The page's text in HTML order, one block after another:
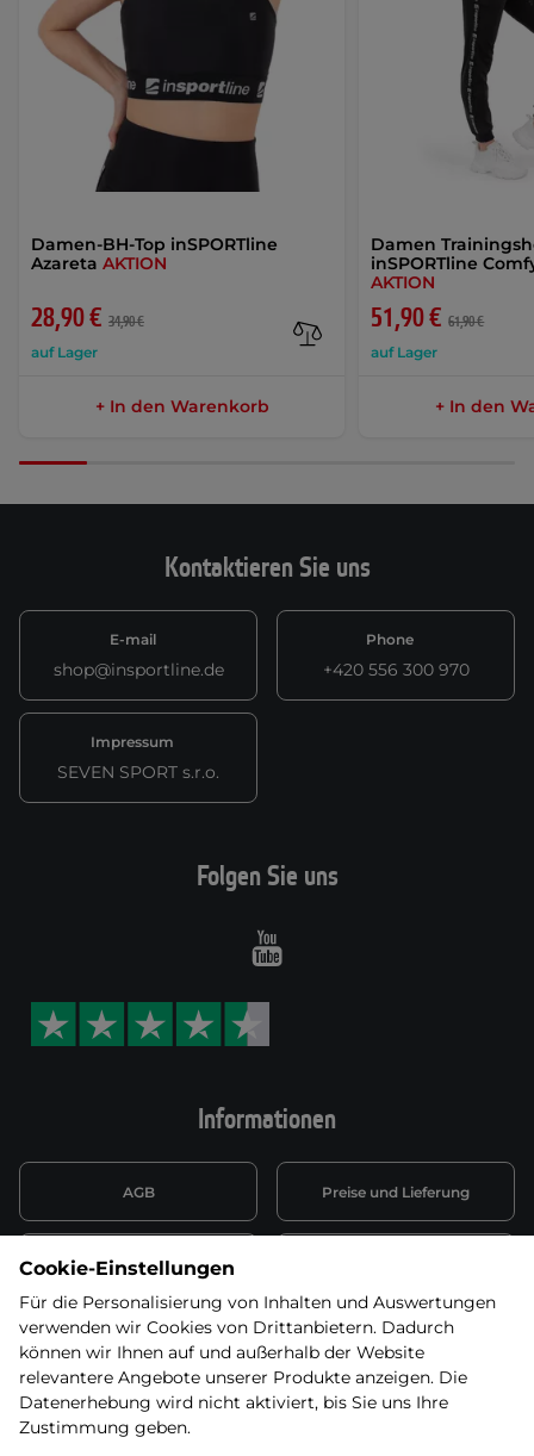
Damen-BH-Top inSPORTline
Azareta AKTION
28,90 € 34,90 €
auf Lager
+ In den Warenkorb
Damen
inSPORTline
AKTION
51,90 € 61,90 €
auf Lager
+ In den
Kontaktieren Sie uns
E-mail
shop@insportline.de
Phone
+420 556 300 970
Impressum
SEVEN SPORT s.r.o.
Informationen
AGB Preise und Lieferung
Datenschutzerklärung
Wiederufsbelehrung mit Link
zum Formular
Batterieentsorgung
Informationen zu Elektro-
und Elektonikgeräten
Widerruf erklären
Folgen Sie uns
Youtube
Cookie-Einstellungen
Für die Personalisierung von Inhalten und Auswertungen
verwenden wir Cookies von Drittanbietern. Dadurch
können wir Ihnen auf und außerhalb der Website
relevantere Angebote unserer Produkte anzeigen. Die
Datenerhebung wird nicht aktiviert, bis Sie uns Ihre
Zustimmung geben.